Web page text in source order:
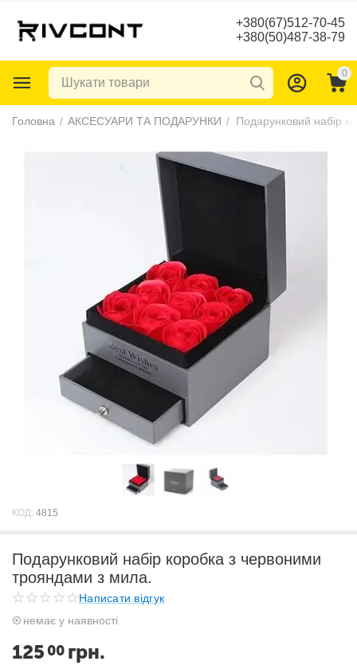
+380(67)512-70-45
+380(50)487-38-79
0
Головна / АКСЕСУАРИ ТА ПОДАРУНКИ /
КОД: 4815
Подарунковий набір коробка з червоними
трояндами з мила.
Написати відгук
немає у наявності
125 00 грн.